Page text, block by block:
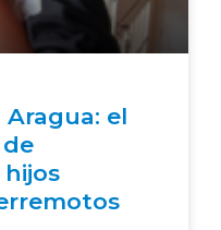
Aragua: el